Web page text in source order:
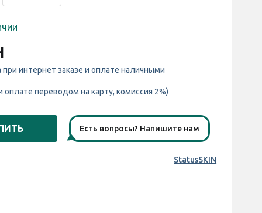
при интернет заказе и оплате наличными
оплате переводом на карту, комиссия 2%)
Есть вопросы? Напишите нам
StatusSKIN